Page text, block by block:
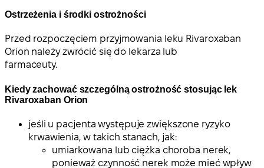
Ostrzeżenia i środki ostrożności
Przed rozpoczęciem przyjmowania leku Rivaroxaban
Orion należy zwrócić się do lekarza lub
farmaceuty.
Kiedy zachować szczególną ostrożność stosując lek
Rivaroxaban Orion
jeśli u pacjenta występuje zwiększone ryzyko
krwawienia, w takich stanach, jak:
umiarkowana lub ciężka choroba nerek,
ponieważ czynność nerek może mieć wpływ